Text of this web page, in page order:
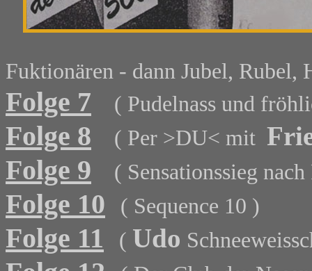
Fuktionären - dann Jubel, Rubel,
Folge 7 ( Pudelnass und
Folge 8 ( Per >DU< mit
Folge 9 ( Sensationssieg
Folge 10 ( Sequence 10 )
Folge 11 ( Udo